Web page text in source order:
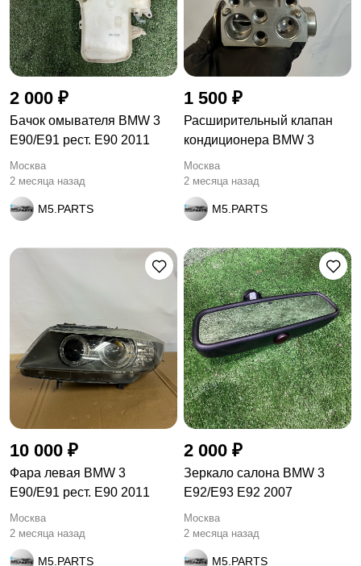
2 000 ₽
Бачок омывателя BMW 3
E90/E91 рест. E90 2011
Москва
2 месяца назад
M5.PARTS
1 500 ₽
Расширительный клапан
кондиционера BMW 3
Москва
2 месяца назад
M5.PARTS
10 000 ₽
Фара левая BMW 3
E90/E91 рест. E90 2011
Москва
2 месяца назад
M5.PARTS
2 000 ₽
Зеркало салона BMW 3
E92/E93 E92 2007
Москва
2 месяца назад
M5.PARTS